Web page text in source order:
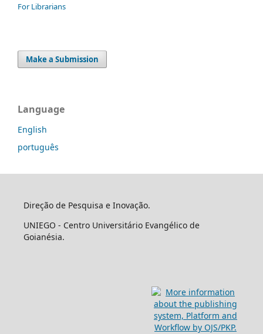
For Librarians
Make a Submission
Language
English
português
Direção de Pesquisa e Inovação.
UNIEGO - Centro Universitário Evangélico de
Goianésia.